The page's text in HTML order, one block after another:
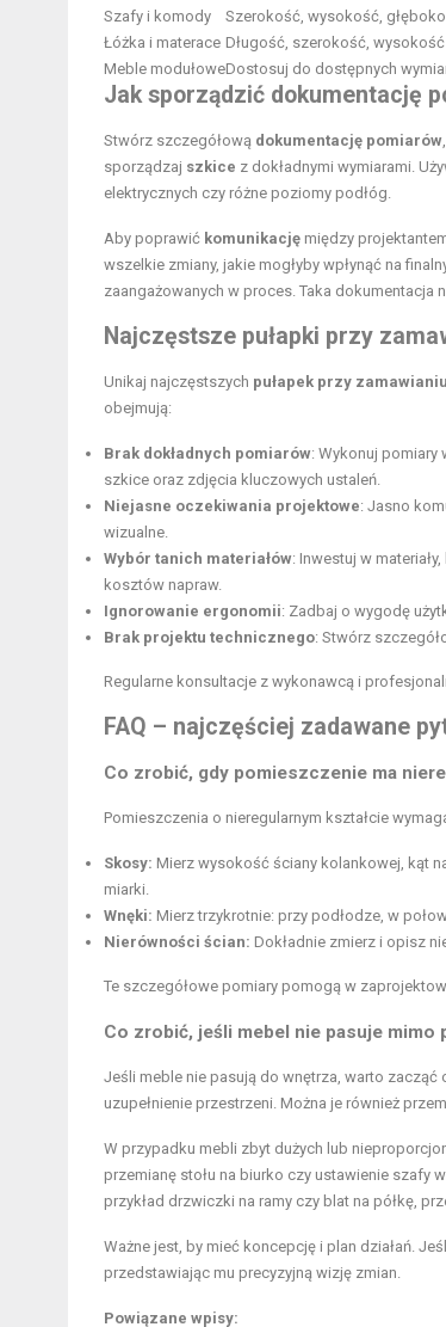
Szafy i komody
Szerokość, wysokość,
Łóżka i materace Długość, szerokość, wysokość
Meble modułoweDostosuj do dostępnych
Jak sporządzić dokumentację
Stwórz szczegółową dokumentację pomiarów
sporządzaj szkice z dokładnymi wymiarami.
elektrycznych czy różne poziomy podłóg.
Aby poprawić komunikację między
wszelkie zmiany, jakie mogłyby wpłynąć na
zaangażowanych w proces. Taka dokumentacja
Najczęstsze pułapki przy
Unikaj najczęstszych pułapek przy
obejmują:
Brak dokładnych pomiarów: Wykonuj
szkice oraz zdjęcia kluczowych ustaleń.
Niejasne oczekiwania projektowe: Jasno
wizualne.
Wybór tanich materiałów: Inwestuj w
kosztów napraw.
Ignorowanie ergonomii: Zadbaj o wygodę
Brak projektu technicznego: Stwórz
Regularne konsultacje z wykonawcą i
FAQ – najczęściej zadawane
Co zrobić, gdy pomieszczenie ma
Pomieszczenia o nieregularnym kształcie
Skosy: Mierz wysokość ściany kolankowej, kąt
miarki.
Wnęki: Mierz trzykrotnie: przy podłodze, w
Nierówności ścian: Dokładnie zmierz i opisz
Te szczegółowe pomiary pomogą w
Co zrobić, jeśli mebel nie pasuje mimo
Jeśli meble nie pasują do wnętrza, warto
uzupełnienie przestrzeni. Można je również
W przypadku mebli zbyt dużych lub
przemianę stołu na biurko czy ustawienie szafy
przykład drzwiczki na ramy czy blat na półkę,
Ważne jest, by mieć koncepcję i plan działań.
przedstawiając mu precyzyjną wizję zmian.
Powiązane wpisy: